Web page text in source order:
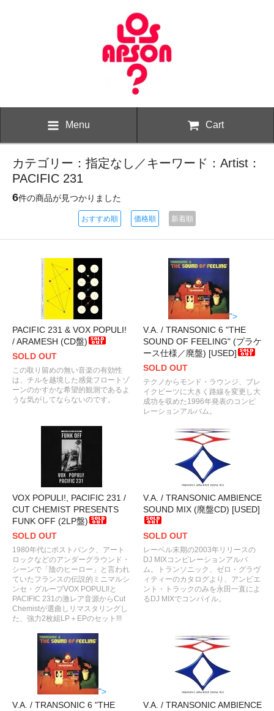
Menu Cart
カテゴリー：指定なし／キーワード：Artist：
PACIFIC 231
6件の商品が見つかりました
おすすめ順 価格順 新着順
PACIFIC 231 & VOX POPULI!
/ ARAMESH (CD盤)
SOLD OUT
この取り留めの無い音楽の有効性
は、チルを越境した感覚フロートゾ
ーンのかすかな希望的観測であるよ
うな気がしてならないのです。
">
V.A. / TRANSONIC 6 "THE
SOUND OF FEELING" (プラケ
ース仕様／廃盤) [USED]
SOLD OUT
テクノからモンド・ラウンジ、ブレ
イクビーツに大きく路線を変更し大
成功を収めた1996年発表のコンピ
レーションアルバム。
VOX POPULI!, PACIFIC 231 /
CUT CHEMIST PRESENTS
FUNK OFF (2LP盤)
SOLD OUT
1980年代にポストパンク、アート
ロックなどのアンダーグラウンド・
シーンで「陰のヒーロー」と言われ
ていたフランスの伝説的ミニマルシ
ンセ・グループVOX POPULI!と
PACIFIC 231の激レア音源からCut
Chemistが選曲しリマスタリングし
た、強力2枚組LP＋EPのセット!!!
V.A. / TRANSONIC AMBIENCE
SOUND MIX (廃盤CD) [USED]
SOLD OUT
レーベル末期の2003年リリースの
DJ MIXコンピレーションアルバ
ム。トランソニック、ゼロ・グラヴ
ィティーのカタログより、アンビエ
ント・トラックのみを永田一直によ
るDJ MIXでコンパイル。
">
V.A. / TRANSONIC 6 "THE
V.A. / TRANSONIC AMBIENCE